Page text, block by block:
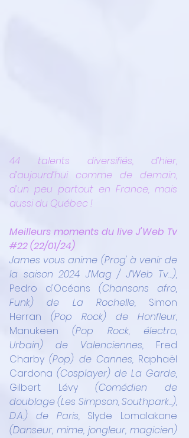
44 talents diversifiés, d’hier,
d’aujourd’hui comme de demain,
d’un peu partout en France, mais
aussi du Québec !
#22 (22/01/24)
James vous anime (Prog' à venir de
Pedro d'Océans (Chansons afro,
Funk) de La Rochelle, Simon
Herran
Manukeen (Pop Rock, électro,
Urbain) de Valenciennes, Fred
Charby (Pop) de Cannes, Raphaël
Cardona
Gilbert Lévy (Comédien de
doublage (Les Simpson, Southpark...),
D.A.) de Paris,
(Danseur, mime, jongleur, magicien)